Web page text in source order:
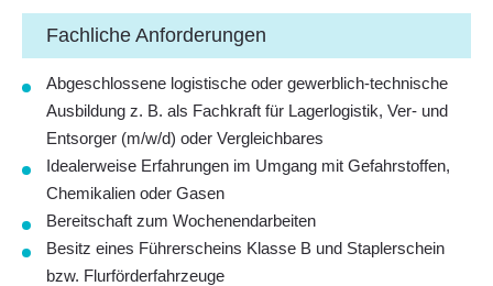
Fachliche Anforderungen
Abgeschlossene logistische oder gewerblich-technische
Ausbildung z. B. als Fachkraft für Lagerlogistik, Ver- und
Entsorger (m/w/d) oder Vergleichbares
Idealerweise Erfahrungen im Umgang mit Gefahrstoffen,
Chemikalien oder Gasen
Bereitschaft zum Wochenendarbeiten
Besitz eines Führerscheins Klasse B und Staplerschein
bzw. Flurförderfahrzeuge